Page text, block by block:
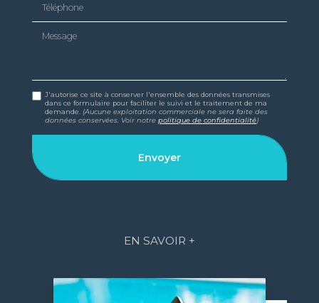
Message
J'autorise ce site à conserver l'ensemble des données transmises
dans ce formulaire pour faciliter le suivi et le traitement de ma
demande. (Aucune exploitation commerciale ne sera faite des
données conservées. Voir notrepolitique de confidentialité)
EN SAVOIR +